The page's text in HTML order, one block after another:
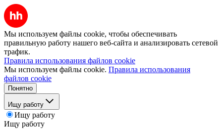
Мы используем файлы cookie, чтобы обеспечивать
правильную работу нашего веб-сайта и анализировать сетевой
трафик.
Правила использования файлов cookie
Мы используем файлы cookie. Правила использования
файлов cookie
Понятно
Ищу работу
Ищу работу
Ищу работу